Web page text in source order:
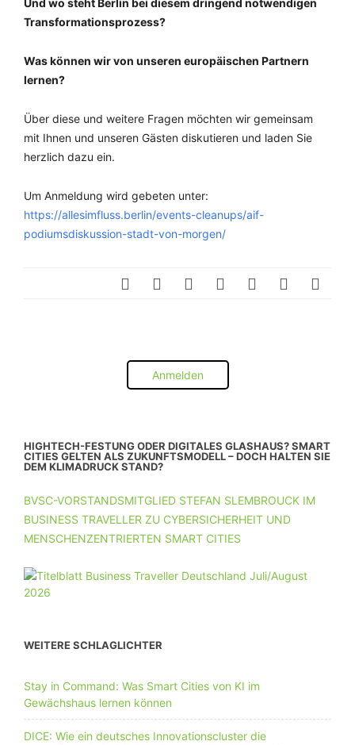
Und wo steht Berlin bei diesem dringend notwendigen
Transformationsprozess?
Was können wir von unseren europäischen Partnern
lernen?
Über diese und weitere Fragen möchten wir gemeinsam
mit Ihnen und unseren Gästen diskutieren und laden Sie
herzlich dazu ein.
Um Anmeldung wird gebeten unter:
https://allesimfluss.berlin/events-cleanups/aif-
podiumsdiskussion-stadt-von-morgen/
Anmelden
HIGHTECH-FESTUNG ODER DIGITALES GLASHAUS? SMART
CITIES GELTEN ALS ZUKUNFTSMODELL – DOCH HALTEN SIE
DEM KLIMADRUCK STAND?
BVSC-VORSTANDSMITGLIED STEFAN SLEMBROUCK IM
BUSINESS TRAVELLER ZU CYBERSICHERHEIT UND
MENSCHENZENTRIERTEN SMART CITIES
WEITERE SCHLAGLICHTER
Stay in Command: Was Smart Cities von KI im
Gewächshaus lernen können
DICE: Wie ein deutsches Innovationscluster die